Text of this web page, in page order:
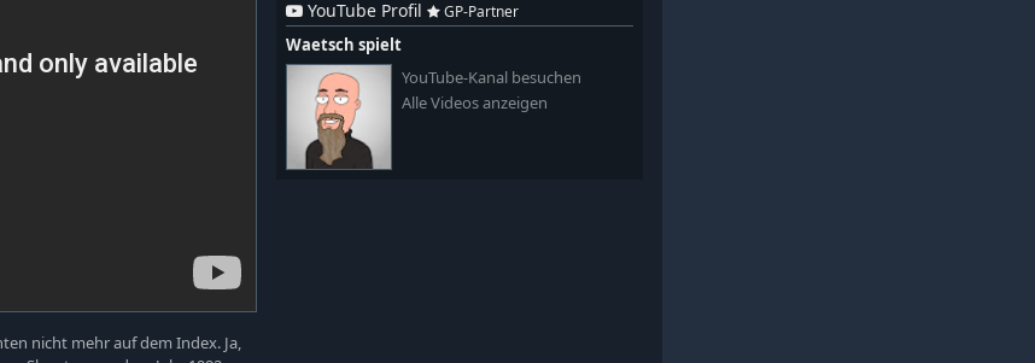
nicht mehr auf dem Index. Ja,
YouTube Profil GP-Partner
Waetsch spielt
YouTube-Kanal besuchen
Alle Videos anzeigen